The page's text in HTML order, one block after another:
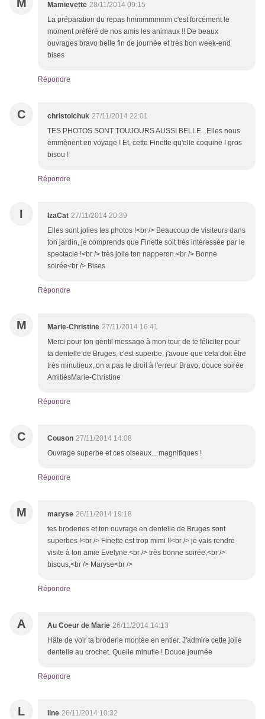
M Mamievette 28/11/2014 09:15
La préparation du repas hmmmmmmm c'est forcément le
moment préféré de nos amis les animaux !! De beaux
ouvrages bravo belle fin de journée et très bon week-end
bises
Répondre
C christolchuk 27/11/2014 22:01
TES PHOTOS SONT TOUJOURS AUSSI BELLE...Elles nous
emmènent en voyage ! Et, cette Finette qu'elle coquine ! gros
bisou !
Répondre
I IzaCat 27/11/2014 20:39
Elles sont jolies tes photos !<br /> Beaucoup de visiteurs dans
ton jardin, je comprends que Finette soit très intéressée par le
spectacle !<br /> très jolie ton napperon.<br /> Bonne
soirée<br /> Bises
Répondre
M Marie-Christine 27/11/2014 16:41
Merci pour ton gentil message à mon tour de te féliciter pour
ta dentelle de Bruges, c'est superbe, j'avoue que cela doit être
très minutieux, on a pas le droit à l'erreur Bravo, douce soirée
AmitiésMarie-Christine
Répondre
C Couson 27/11/2014 14:08
Ouvrage superbe et ces oiseaux... magnifiques !
Répondre
M maryse 26/11/2014 19:18
tes broderies et ton ouvrage en dentelle de Bruges sont
superbes !<br /> Finette est trop mimi !!<br /> je vais rendre
visite à ton amie Evelyne.<br /> très bonne soirée,<br />
bisous,<br /> Maryse<br />
Répondre
A Au Coeur de Marie 26/11/2014 14:13
Hâte de voir ta broderie montée en entier. J'admire cette jolie
dentelle au crochet. Quelle minutie ! Douce journée
Répondre
L line 26/11/2014 10:32